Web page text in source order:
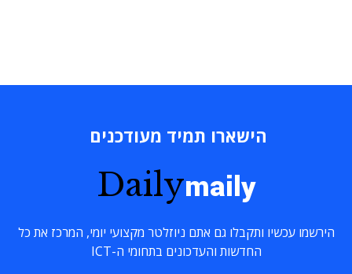
הישארו תמיד מעודכנים
Dailymaily
הירשמו עכשיו ותקבלו גם אתם ניוזלטר מקצועי יומי, המרכז את כל
החדשות והעדכונים בתחומי ה-ICT